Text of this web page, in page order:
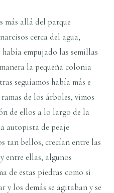
más allá del parque
cerca del agua,
empujado las semillas
la pequeña colonia
seguíamos había más e
de los árboles, vimos
de ellos a lo largo de la
autopista de peaje
tan bellos, crecían entre las
entre ellas, algunos
de estas piedras como si
y los demás se agitaban y se